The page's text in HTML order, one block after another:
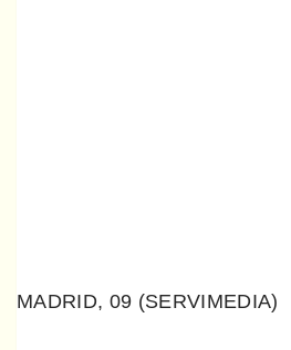
MADRID, 09 (SERVIMEDIA)